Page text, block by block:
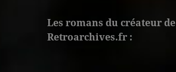
Les romans du créateur de
Retroarchives.fr :